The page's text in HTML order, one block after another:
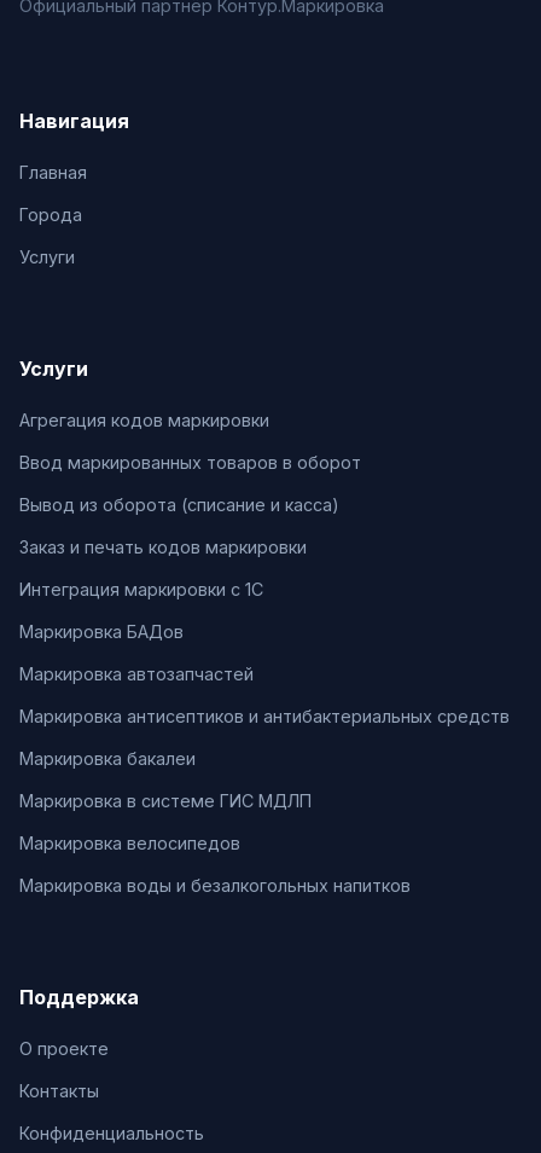
Официальный партнёр Контур.Маркировка
Навигация
Главная
Города
Услуги
Услуги
Агрегация кодов маркировки
Ввод маркированных товаров в оборот
Вывод из оборота (списание и касса)
Заказ и печать кодов маркировки
Интеграция маркировки с 1С
Маркировка БАДов
Маркировка автозапчастей
Маркировка антисептиков и антибактериальных средств
Маркировка бакалеи
Маркировка в системе ГИС МДЛП
Маркировка велосипедов
Маркировка воды и безалкогольных напитков
Поддержка
О проекте
Контакты
Конфиденциальность